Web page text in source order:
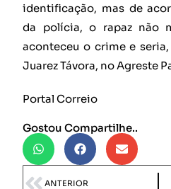
identificação, mas de
da polícia, o rapaz não
aconteceu o crime e
Juarez Távora, no Agreste
Portal Correio
Gostou Compartilhe..
ANTERIOR